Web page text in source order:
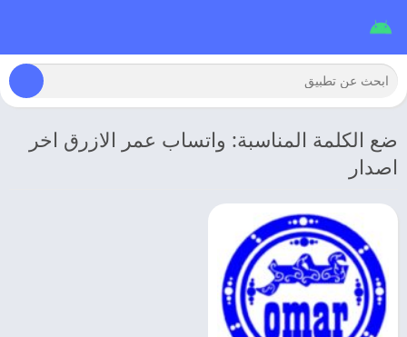
ضع الكلمة المناسبة: واتساب عمر الازرق اخر
اصدار